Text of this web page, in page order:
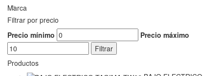
Marca
Filtrar por precio
Precio mínimo
Precio máximo
Filtrar
Productos